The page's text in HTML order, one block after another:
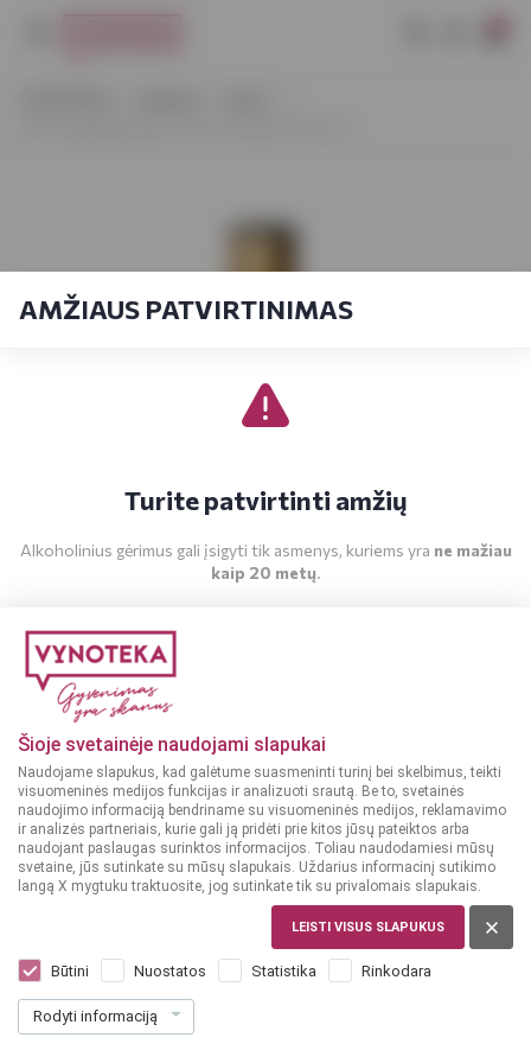
Šioje svetainėje naudojami slapukai
Naudojame slapukus, kad galėtume suasmeninti turinį bei skelbimus, teikti
visuomeninės medijos funkcijas ir analizuoti srautą. Be to, svetainės
naudojimo informaciją bendriname su visuomeninės medijos, reklamavimo
ir analizės partneriais, kurie gali ją pridėti prie kitos jūsų pateiktos arba
naudojant paslaugas surinktos informacijos. Toliau naudodamiesi mūsų
svetaine, jūs sutinkate su mūsų slapukais. Uždarius informacinį sutikimo
langą X mygtuku traktuosite, jog sutinkate tik su privalomais slapukais.
LEISTI VISUS SLAPUKUS
Būtini Nuostatos Statistika Rinkodara
Rodyti informaciją
AMŽIAUS PATVIRTINIMAS
Turite patvirtinti amžių
Alkoholinius gėrimus gali įsigyti tik asmenys, kuriems yra ne mažiau
kaip 20 metų.
Glen Angel Blended Scotch Smoky 3YO
0,7 L
Dar nėra balsų, galite įvertinti